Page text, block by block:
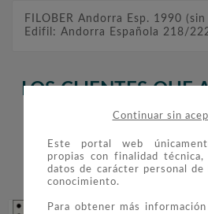
Continuar sin
Este portal web
propias con finalidad
datos de carácter personal de
conocimiento.
Para obtener más
FILOBER Andorra Esp. 1990
Edifil: Andorra Española 218/
LOS CLIENTES QUE
ESTE
 